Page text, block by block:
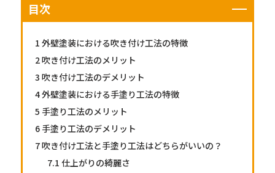
目次
1 外壁塗装における吹き付け工法の特徴
2吹き付け工法のメリット
3 吹き付け工法のデメリット
4外壁塗装における手塗り工法の特徴
5 手塗り工法のメリット
6 手塗り工法のデメリット
7吹き付け工法と手塗り工法はどちらがいいの？
7.1 仕上がりの綺麗さ